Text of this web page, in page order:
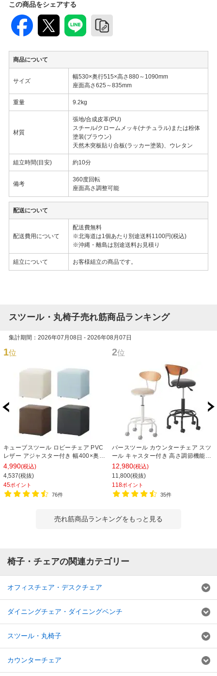
この商品をシェアする
商品について
サイズ
幅530×奥行515×高さ880～1090mm
座面高さ625～835mm
重量 9.2kg
材質
張地/合成皮革(PU)
スチール/クロームメッキ(ナチュラル)または粉体
塗装(ブラウン)
天然木突板貼り合板(ラッカー塗装)、ウレタン
組立時間(目安) 約10分
備考
360度回転
座面高さ調整可能
配送について
配送費用について
配送費無料
※北海道は1個あたり別途送料1100円(税込)
※沖縄・離島は別途送料お見積り
組立について お客様組立の商品です。
スツール・丸椅子売れ筋商品ランキング
集計期間：2026年07月08日 - 2026年08月07日
1位
キューブスツール ロビーチェア PVC
レザー アジャスター付き 幅400×奥行
400×高さ400mm 【ブラック アイボ
リー ブルー ダークブラウン】
4,990(税込)
4,537(税抜)
45ポイント
76件
2位
バースツール カウンターチェア スツ
ール キャスター付き 高さ調節機能付
き 高さ825～975mm おしゃれ 丸椅
子 スツール 木製 バーチェア【ブラッ
ク座面・ベージュ座面】
12,980(税込)
11,800(税抜)
118ポイント
35件
売れ筋商品ランキングをもっと見る
椅子・チェアの関連カテゴリー
オフィスチェア・デスクチェア
ダイニングチェア・ダイニングベンチ
スツール・丸椅子
カウンターチェア